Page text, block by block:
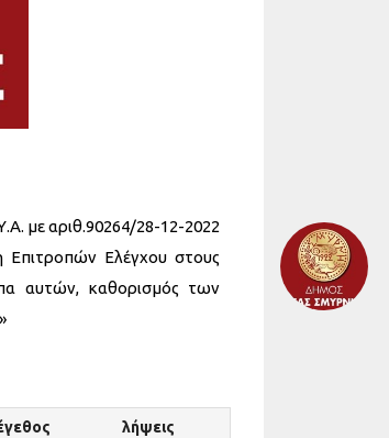
με αριθ.90264/28-12-2022
Ελέγχου στους
αυτών, καθορισμός των
λήψεις